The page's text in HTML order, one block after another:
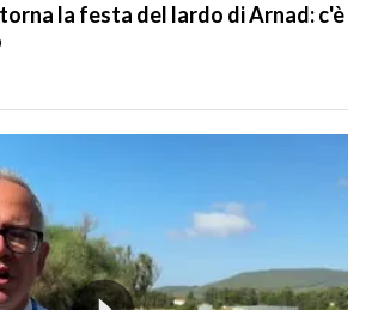
la festa del lardo di Arnad: c'è